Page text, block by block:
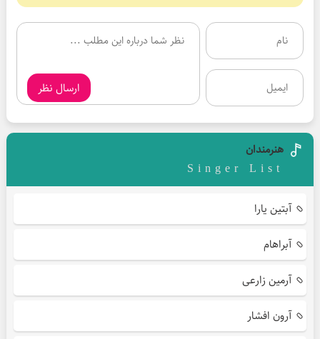
ارسال نظر
هنرمندان
Singer List
آبتین یارا
آبراهام
آرمین زارعی
آرون افشار